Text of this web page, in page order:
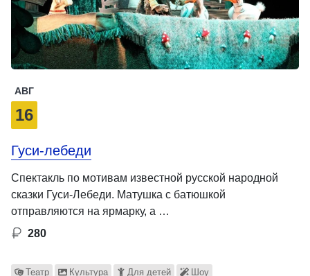
АВГ
16
Гуси-лебеди
Спектакль по мотивам известной русской народной
сказки Гуси-Лебеди. Матушка с батюшкой
отправляются на ярмарку, а …
280
Театр Культура Для детей
Шоу